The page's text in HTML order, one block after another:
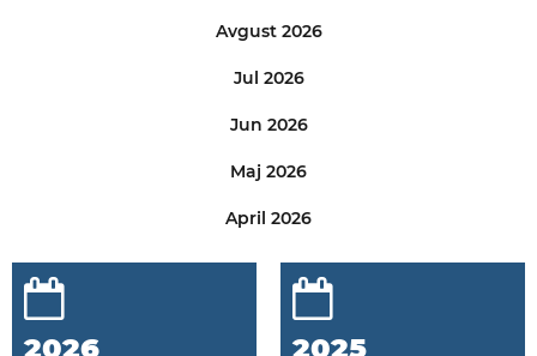
Avgust 2026
Jul 2026
Jun 2026
Maj 2026
April 2026
2026 2025